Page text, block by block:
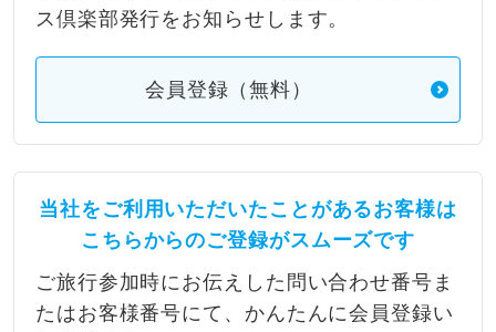
ス倶楽部発行をお知らせします。
会員登録（無料）
当社をご利用いただいたことがあるお客様は
こちらからのご登録がスムーズです
ご旅行参加時にお伝えした問い合わせ番号ま
たはお客様番号にて、かんたんに会員登録い